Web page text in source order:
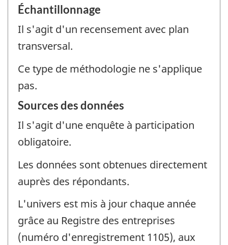
Échantillonnage
Il s'agit d'un recensement avec plan
transversal.
Ce type de méthodologie ne s'applique
pas.
Sources des données
Il s'agit d'une enquête à participation
obligatoire.
Les données sont obtenues directement
auprès des répondants.
L'univers est mis à jour chaque année
grâce au Registre des entreprises
(numéro d'enregistrement 1105), aux